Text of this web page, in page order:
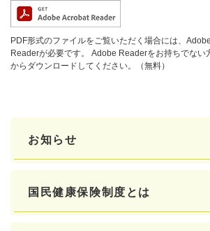
PDF形式のファイルをご覧いただく場合には、
Readerが必要です。
Adobe Readerをお持ちでない
からダウンロードしてください。（無料）
お知らせ
国民健康保険制度とは